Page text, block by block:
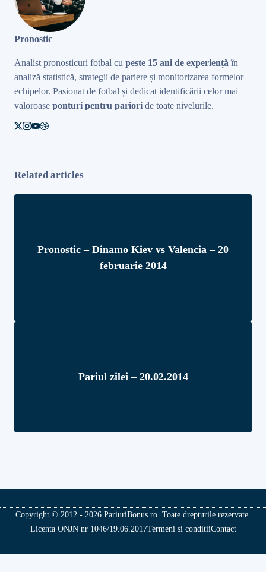
Pronostic
Analist pronosticuri fotbal cu peste 15 ani de experiență în
analiză statistică, strategii de pariere și monitorizarea formelor
echipelor. Pasionat de fotbal și dedicat identificării celor mai
valoroase ponturi pentru pariori de toate nivelurile.
Related articles
Pronostic – Dinamo Kiev vs Valencia – 20
februarie 2014
Pariul zilei – 20.02.2014
Copyright © 2012 - 2026 PariuriBonus.ro. Toate drepturile rezervate.
Licenta ONJN nr 1046/19.06.2017Termeni si conditiiContact